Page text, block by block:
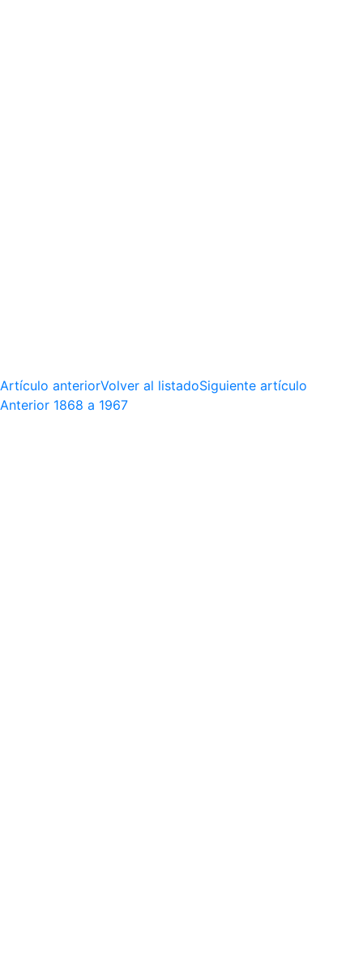
Artículo anteriorVolver al listadoSiguiente artículo
Anterior 1868 a 1967